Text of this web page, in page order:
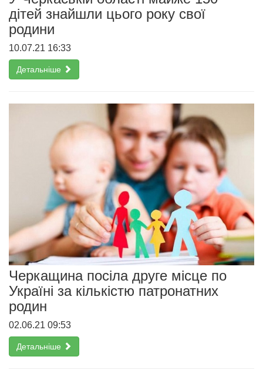
дітей знайшли цього року свої
родини
10.07.21 16:33
Детальніше
Черкащина посіла друге місце по
Україні за кількістю патронатних
родин
02.06.21 09:53
Детальніше